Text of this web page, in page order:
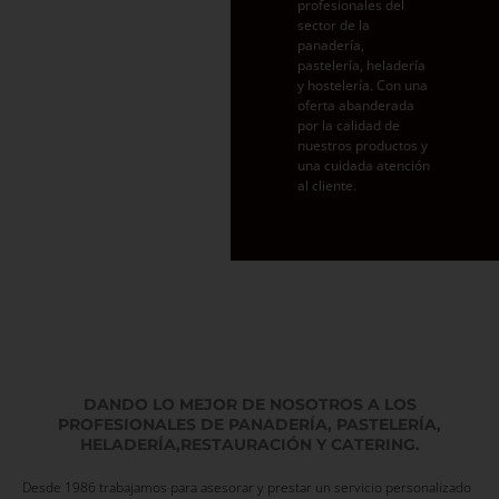
profesionales del
sector de la
panadería,
pastelería, heladería
y hostelería. Con una
oferta abanderada
por la calidad de
nuestros productos y
una cuidada atención
al cliente.
DANDO LO MEJOR DE NOSOTROS A LOS
PROFESIONALES DE PANADERÍA, PASTELERÍA,
HELADERÍA,RESTAURACIÓN Y CATERING.
Desde 1986 trabajamos para asesorar y prestar un servicio personalizado